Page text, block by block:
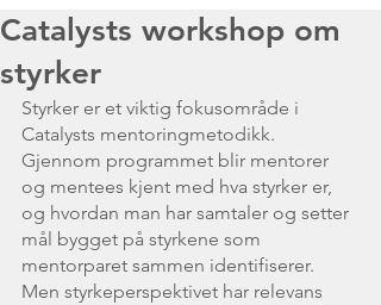
Catalysts workshop om
styrker
Styrker er et viktig fokusområde i
Catalysts mentoringmetodikk.
Gjennom programmet blir mentorer
og mentees kjent med hva styrker er,
og hvordan man har samtaler og setter
mål bygget på styrkene som
mentorparet sammen identifiserer.
Men styrkeperspektivet har relevans